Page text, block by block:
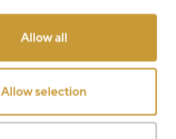
Allow all
Allow selection